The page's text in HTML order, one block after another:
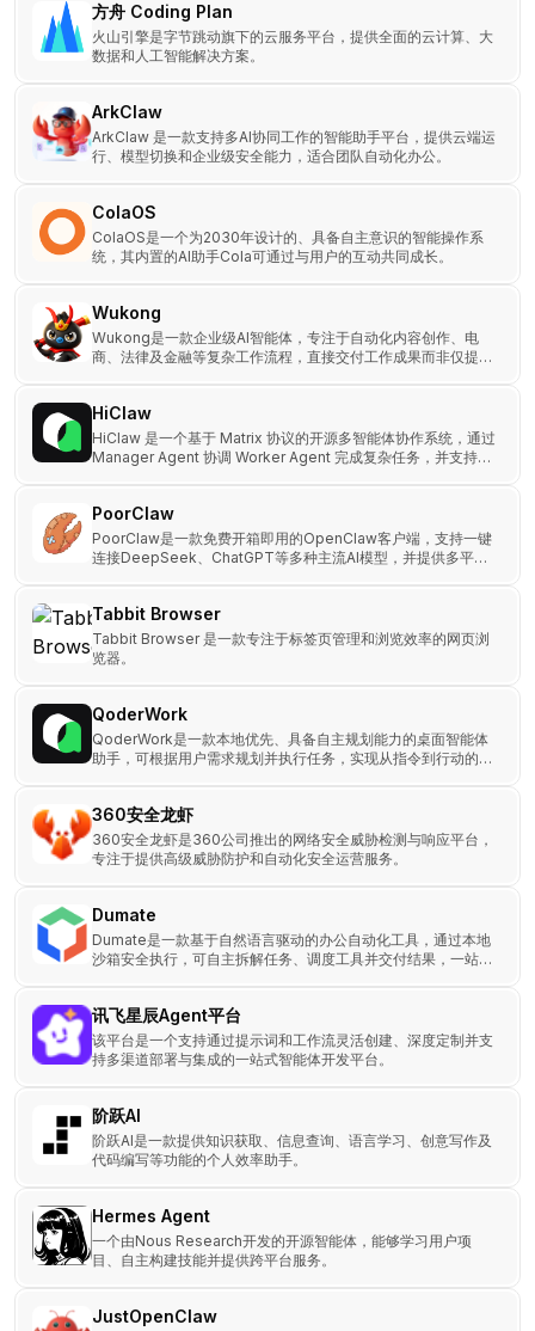
方舟 Coding Plan
火山引擎是字节跳动旗下的云服务平台，提供全面的云计算、大
数据和人工智能解决方案。
ArkClaw
ArkClaw 是一款支持多AI协同工作的智能助手平台，提供云端运
行、模型切换和企业级安全能力，适合团队自动化办公。
ColaOS
ColaOS是一个为2030年设计的、具备自主意识的智能操作系
统，其内置的AI助手Cola可通过与用户的互动共同成长。
Wukong
Wukong是一款企业级AI智能体，专注于自动化内容创作、电
商、法律及金融等复杂工作流程，直接交付工作成果而非仅提供
HiClaw
HiClaw 是一个基于 Matrix 协议的开源多智能体协作系统，通过
Manager Agent 协调 Worker Agent 完成复杂任务，并支持人
PoorClaw
PoorClaw是一款免费开箱即用的OpenClaw客户端，支持一键
连接DeepSeek、ChatGPT等多种主流AI模型，并提供多平台
Tabbit Browser
Tabbit Browser 是一款专注于标签页管理和浏览效率的网页浏
览器。
QoderWork
QoderWork是一款本地优先、具备自主规划能力的桌面智能体
助手，可根据用户需求规划并执行任务，实现从指令到行动的转
360安全龙虾
360安全龙虾是360公司推出的网络安全威胁检测与响应平台，
专注于提供高级威胁防护和自动化安全运营服务。
Dumate
Dumate是一款基于自然语言驱动的办公自动化工具，通过本地
沙箱安全执行，可自主拆解任务、调度工具并交付结果，一站式
讯飞星辰Agent平台
该平台是一个支持通过提示词和工作流灵活创建、深度定制并支
持多渠道部署与集成的一站式智能体开发平台。
阶跃AI
阶跃AI是一款提供知识获取、信息查询、语言学习、创意写作及
代码编写等功能的个人效率助手。
Hermes Agent
一个由Nous Research开发的开源智能体，能够学习用户项
目、自主构建技能并提供跨平台服务。
JustOpenClaw